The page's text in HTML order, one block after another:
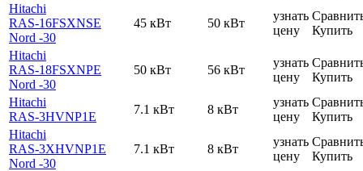
Hitachi
RAS-16FSXNSE
Nord -30
45 кВт 50 кВт
узнать
цену
Купить
Hitachi
RAS-18FSXNPE
Nord -30
50 кВт 56 кВт
узнать
цену
Купить
Hitachi
RAS-3HVNP1E
7.1 кВт 8 кВт
узнать
цену
Купить
Hitachi
RAS-3XHVNP1E
Nord -30
7.1 кВт 8 кВт
узнать
цену
Купить